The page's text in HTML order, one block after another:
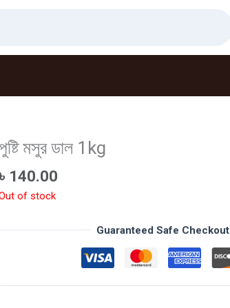
মসুর ডাল 1kg
140.00
of stock
Guaranteed Safe Checkout